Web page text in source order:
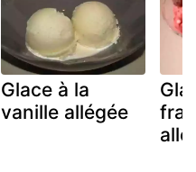
Glace à la
vanille allégée